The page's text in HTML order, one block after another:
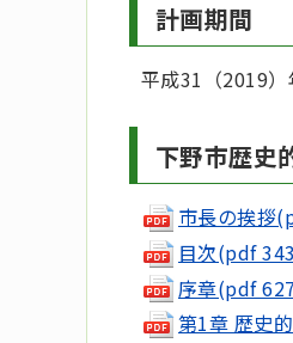
計画期間
平成31（2019
下野市歴史
市長の挨拶
目次(pdf
序章(pdf
第1章 歴史